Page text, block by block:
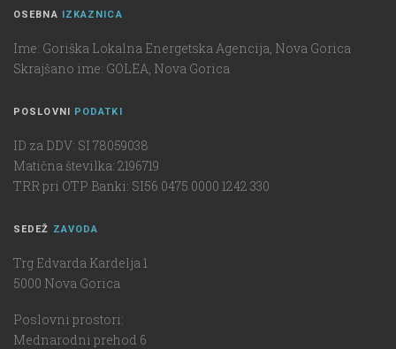
OSEBNA IZKAZNICA
Ime: Goriška Lokalna Energetska Agencija, Nova Gorica
Skrajšano ime: GOLEA, Nova Gorica
POSLOVNI PODATKI
ID za DDV: SI 78059038
Matična številka: 2196719
TRR pri OTP Banki: SI56 0475 0000 1242 330
SEDEŽ ZAVODA
Trg Edvarda Kardelja 1
5000 Nova Gorica
Poslovni prostori:
Mednarodni prehod 6